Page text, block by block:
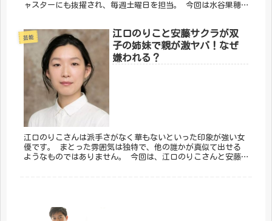
ャスターにも抜擢され、毎週土曜日を担当。 今回は水谷果穂
芸能
江口のりこと安藤サクラが双
子の姉妹で親が激ヤバ！なぜ
嫌われる？
江口のりこさんは派手さがなく華もないといった印象が強い女
優です。 まとった雰囲気は独特で、他の誰かが真似て出せる
ようなものではありません。 今回は、江口のりこさんと安藤